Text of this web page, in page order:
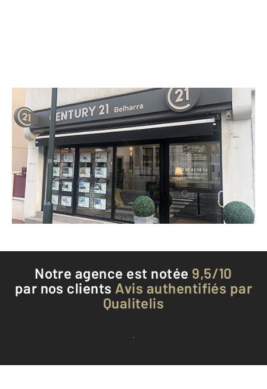
CENTURY 21 Belharra
39 boulevard Victor Hugo
ST JEAN DE LUZ - 64500
Envoyer un message
Téléphoner à l'agence
Notre agence est notée 9,5/10
par nos clients Avis authentifiés par
Qualitelis
Voir tous les avis clients